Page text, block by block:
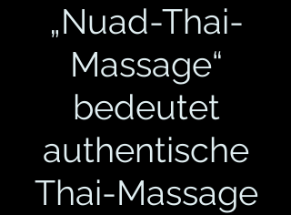
„Nuad-Thai-
Massage“
bedeutet
authentische
Thai-Massage